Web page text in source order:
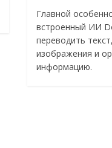
Главной
встроенный ИИ
переводить
изображения и
информацию.